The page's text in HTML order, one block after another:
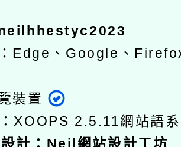
Edge、Google、
裝置
XOOPS 2.5.11網站語
計 ： Neil網站設計工坊